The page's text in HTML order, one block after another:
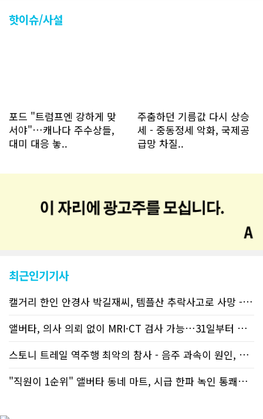
핫이슈/사설
포드 "트럼프엔 강하게 맞
서야"…캐나다 주수상들,
대미 대응 놓..
주춤하던 기름값 다시 상승
세 - 중동정세 악화, 국제공
급망 차질..
최근인기기사
캘거리 한인 안경사 박길재씨, 템플산 추락사고로 사망 - 헬기 구조..
앨버타, 의사 의뢰 없이 MRI·CT 검사 가능…31일부터 자비 부..
스토니 트레일 역주행 최악의 참사 - 음주 과속이 원인, 4명 사망..
"직원이 1순위" 앨버타 동네 마트, 시급 한파 녹인 통쾌한 반란 ..